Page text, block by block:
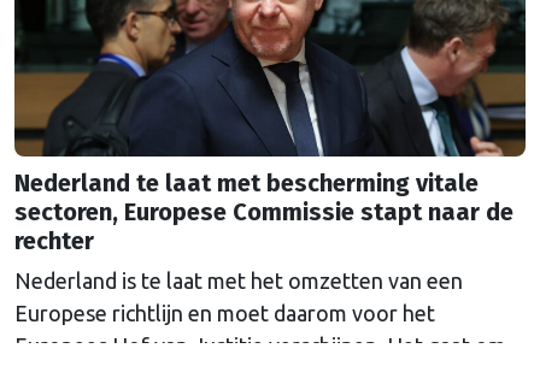
Nederland te laat met bescherming vitale
sectoren, Europese Commissie stapt naar de
rechter
Nederland is te laat met het omzetten van een
Europese richtlijn en moet daarom voor het
Europees Hof van Justitie verschijnen. Het gaat om